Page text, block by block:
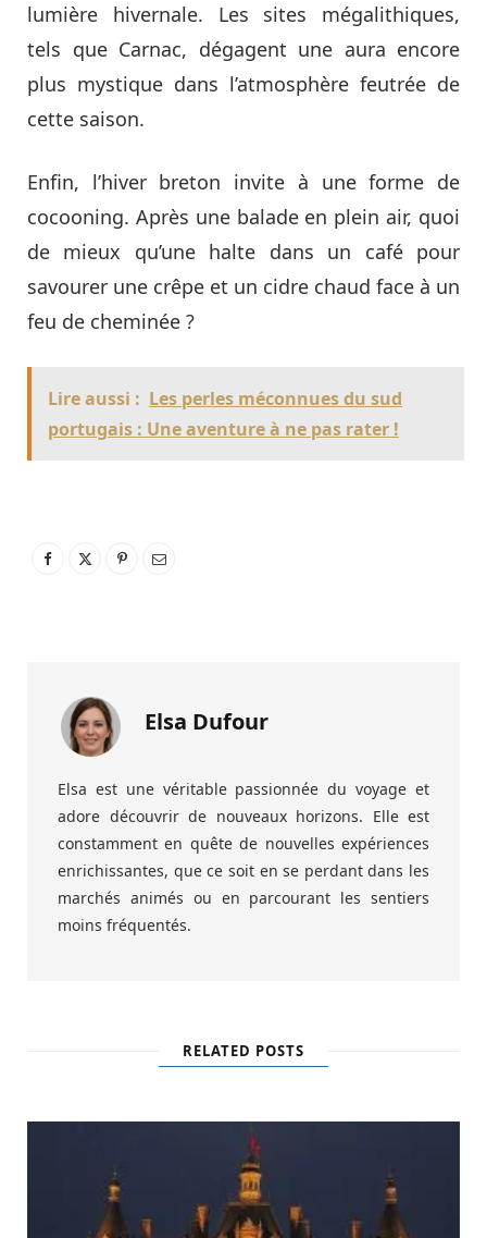
lumière hivernale. Les sites mégalithiques,
tels que Carnac, dégagent une aura encore
plus mystique dans l’atmosphère feutrée de
cette saison.
Enfin, l’hiver breton invite à une forme de
cocooning. Après une balade en plein air, quoi
de mieux qu’une halte dans un café pour
savourer une crêpe et un cidre chaud face à un
feu de cheminée ?
Lire aussi : Les perles méconnues du sud
portugais : Une aventure à ne pas rater !
Elsa Dufour
Elsa est une véritable passionnée du voyage et
adore découvrir de nouveaux horizons. Elle est
constamment en quête de nouvelles expériences
enrichissantes, que ce soit en se perdant dans les
marchés animés ou en parcourant les sentiers
moins fréquentés.
RELATED POSTS